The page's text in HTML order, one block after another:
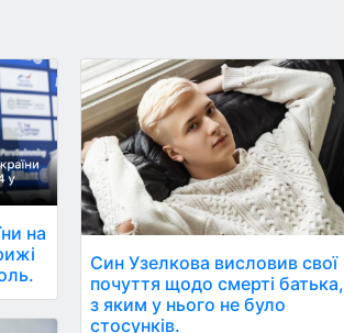
на
Син Узелкова висловив свої
почуття щодо смерті батька,
з яким у нього не було
стосунків.